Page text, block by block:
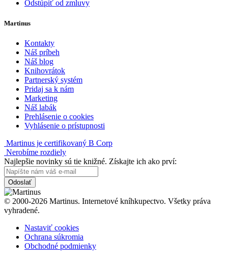
Odstúpiť od zmluvy
Martinus
Kontakty
Náš príbeh
Náš blog
Knihovrátok
Partnerský systém
Pridaj sa k nám
Marketing
Náš labák
Prehlásenie o cookies
Vyhlásenie o prístupnosti
Martinus je certifikovaný B Corp
Nerobíme rozdiely
Najlepšie novinky sú tie knižné. Získajte ich ako prví:
Odoslať
© 2000-2026 Martinus. Internetové kníhkupectvo. Všetky práva
vyhradené.
Nastaviť cookies
Ochrana súkromia
Obchodné podmienky